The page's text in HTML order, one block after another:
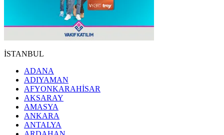
İSTANBUL
ADANA
ADIYAMAN
AFYONKARAHİSAR
AKSARAY
AMASYA
ANKARA
ANTALYA